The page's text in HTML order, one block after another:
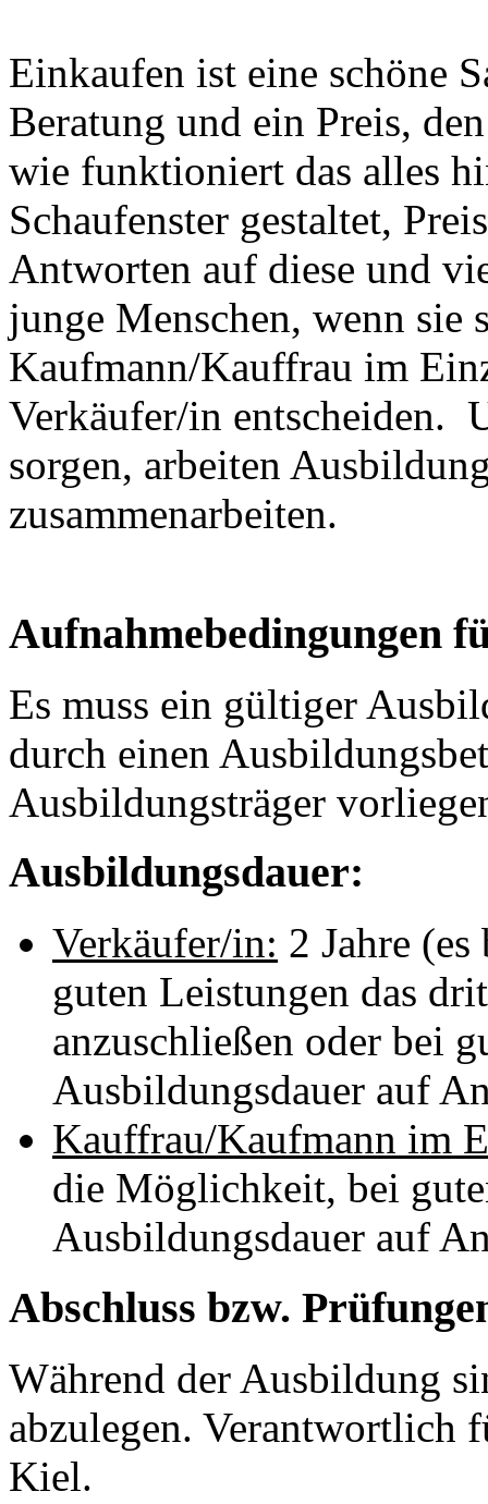
Einkaufen ist eine schöne
Beratung und ein Preis,
wie funktioniert das alles
Schaufenster gestaltet,
Antworten auf diese und
junge Menschen, wenn
Kaufmann/Kauffrau im
Verkäufer/in entscheiden.
sorgen, arbeiten
zusammenarbeiten.
Aufnahmebedingungen
Es muss ein gültiger
durch einen
Ausbildungsträger
Ausbildungsdauer:
Verkäufer/in: 2 Jahre
guten Leistungen das
anzuschließen oder bei
Ausbildungsdauer auf
Kauffrau/Kaufmann im
die Möglichkeit, bei
Ausbildungsdauer auf
Abschluss bzw.
Während der Ausbildung
abzulegen. Verantwortlich
Kiel.